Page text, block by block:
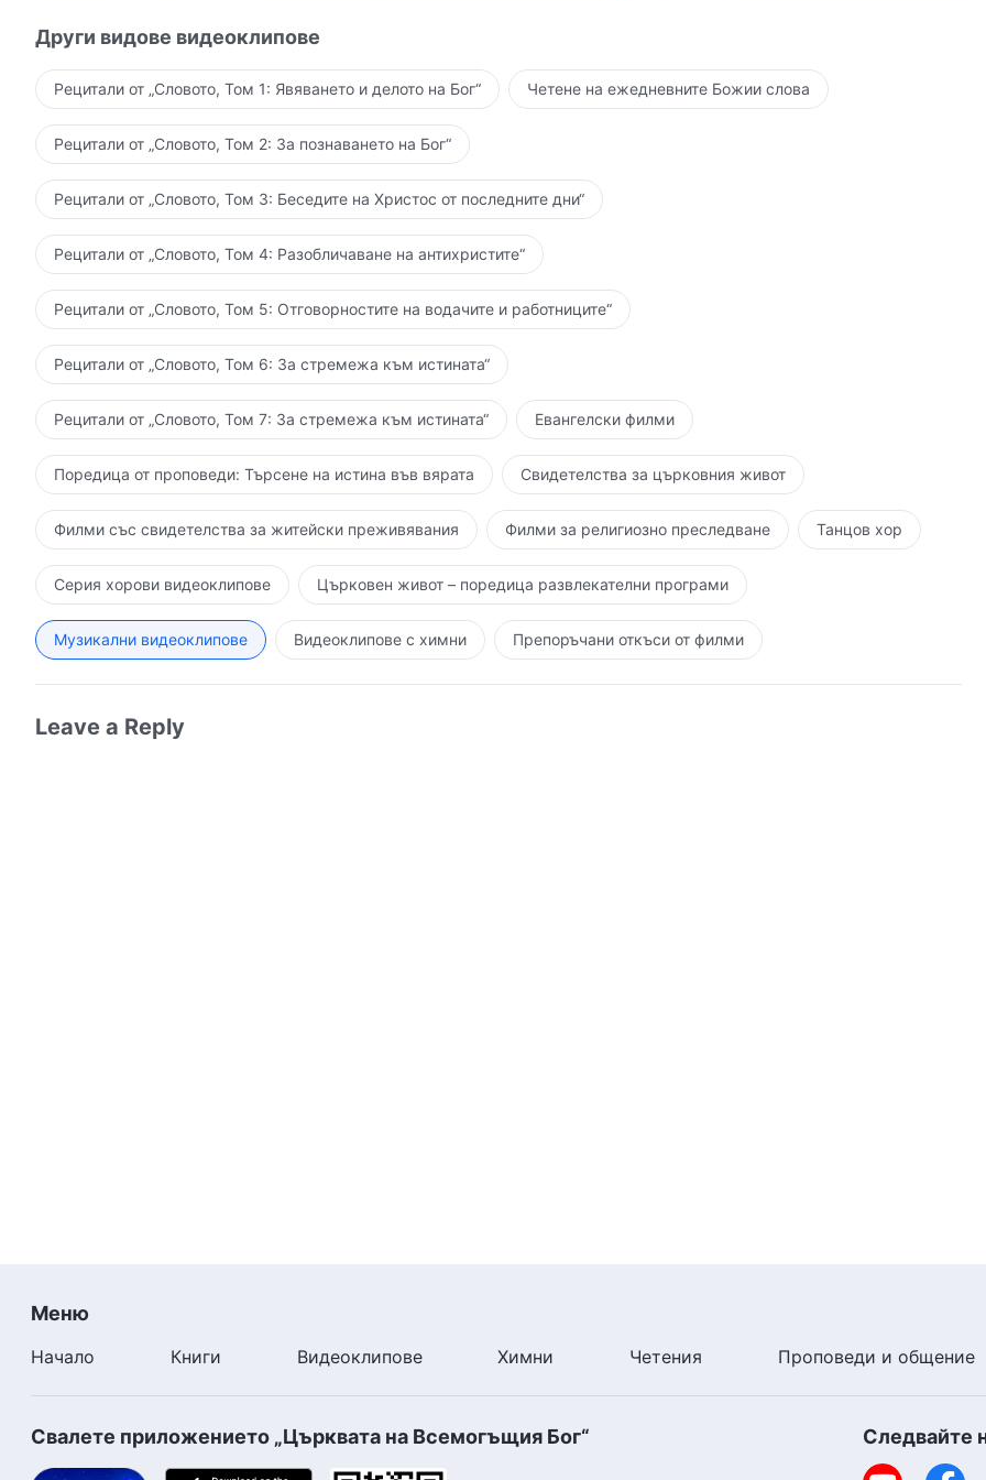
Други видове видеоклипове
Рецитали от „Словото, Том 1: Явяването и делото на Бог“ Четене на ежедневните Божии слова
Рецитали от „Словото, Том 2: За познаването на Бог“
Рецитали от „Словото, Том 3: Беседите на Христос от последните дни“
Рецитали от „Словото, Том 4: Разобличаване на антихристите“
Рецитали от „Словото, Том 5: Отговорностите на водачите и работниците“
Рецитали от „Словото, Том 6: За стремежа към истината“
Рецитали от „Словото, Том 7: За стремежа към истината“ Евангелски филми
Поредица от проповеди: Търсене на истина във вярата Свидетелства за църковния живот
Филми със свидетелства за житейски преживявания Филми за религиозно преследване Танцов хор
Серия хорови видеоклипове Църковен живот – поредица развлекателни програми
Музикални видеоклипове Видеоклипове с химни Препоръчани откъси от филми
Leave a Reply
Меню
Начало Книги Видеоклипове Химни Четения Проповеди и общение
Свалете приложението „Църквата на Всемогъщия Бог“ Следвайте